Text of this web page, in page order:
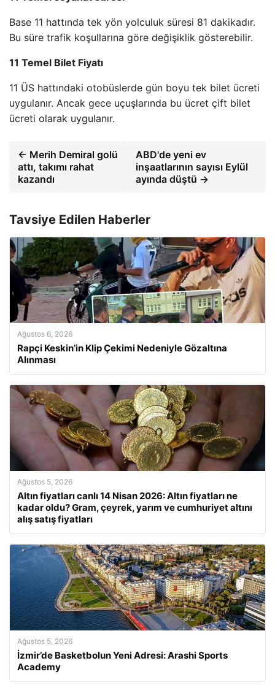
Base 11 hattında tek yön yolculuk süresi 81 dakikadır.
Bu süre trafik koşullarına göre değişiklik gösterebilir.
11 Temel Bilet Fiyatı
11 ÜS hattındaki otobüslerde gün boyu tek bilet ücreti
uygulanır. Ancak gece uçuşlarında bu ücret çift bilet
ücreti olarak uygulanır.
← Merih Demiral golü
attı, takımı rahat
kazandı
ABD'de yeni ev
inşaatlarının sayısı Eylül
ayında düştü →
Tavsiye Edilen Haberler
Ağustos 6, 2026
Rapçi Keskin’in Klip Çekimi Nedeniyle Gözaltına
Alınması
Ağustos 5, 2026
Altın fiyatları canlı 14 Nisan 2026: Altın fiyatları ne
kadar oldu? Gram, çeyrek, yarım ve cumhuriyet altını
alış satış fiyatları
Ağustos 5, 2026
İzmir’de Basketbolun Yeni Adresi: Arashi Sports
Academy